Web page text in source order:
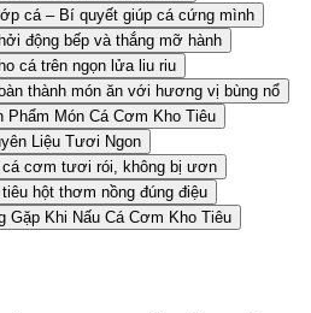
cá – Bí quyết giúp cá cứng mình
động bếp và thắng mỡ hành
cá trên ngọn lửa liu riu
thành món ăn với hương vị bùng nổ
Món Cá Cơm Kho Tiêu
Liệu Tươi Ngon
cá cơm tươi rói, không bị ươn
hột thơm nồng đúng điệu
Gặp Khi Nấu Cá Cơm Kho Tiêu